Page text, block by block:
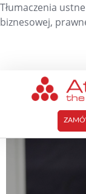
Tłumaczenia
biznesowej,